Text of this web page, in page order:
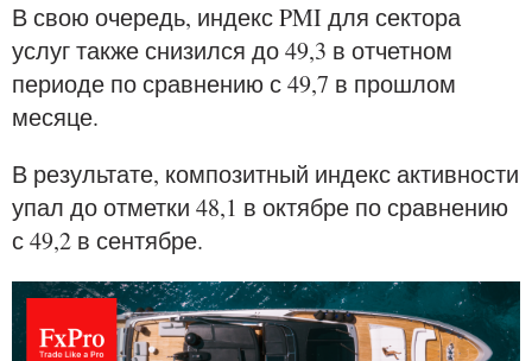
В свою очередь, индекс PMI для сектора
услуг также снизился до 49,3 в отчетном
периоде по сравнению с 49,7 в прошлом
месяце.
В результате, композитный индекс активности
упал до отметки 48,1 в октябре по сравнению
с 49,2 в сентябре.